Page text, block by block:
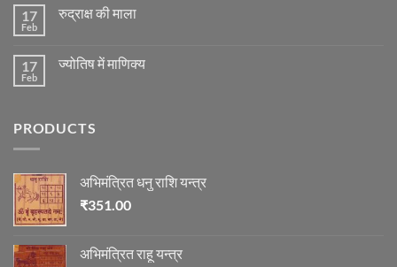
के
अनुसार
विचार
रोग
ज्योतिष
17
Feb
रुद्राक्ष की माला
रुद्राक्ष
17
Feb
ज्योतिष में माणिक्य
में
PRODUCTS
अभिमंत्रित धनु राशि यन्त्र
₹351.00
अभिमंत्रित राहू यन्त्र